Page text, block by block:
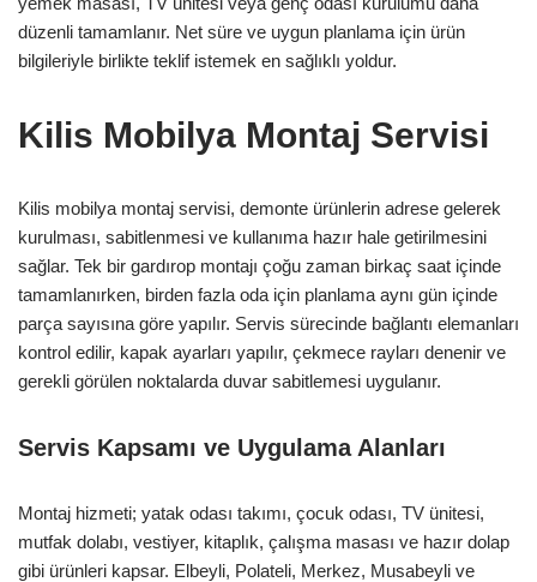
düzenli tamamlanır. Net süre ve uygun planlama için ürün
bilgileriyle birlikte teklif istemek en sağlıklı yoldur.
Kilis Mobilya Montaj Servisi
Kilis mobilya montaj servisi, demonte ürünlerin adrese gelerek
kurulması, sabitlenmesi ve kullanıma hazır hale getirilmesini
sağlar. Tek bir gardırop montajı çoğu zaman birkaç saat içinde
tamamlanırken, birden fazla oda için planlama aynı gün içinde
parça sayısına göre yapılır. Servis sürecinde bağlantı elemanları
kontrol edilir, kapak ayarları yapılır, çekmece rayları denenir ve
gerekli görülen noktalarda duvar sabitlemesi uygulanır.
Servis Kapsamı ve Uygulama Alanları
Montaj hizmeti; yatak odası takımı, çocuk odası, TV ünitesi,
mutfak dolabı, vestiyer, kitaplık, çalışma masası ve hazır dolap
gibi ürünleri kapsar. Elbeyli, Polateli, Merkez, Musabeyli ve